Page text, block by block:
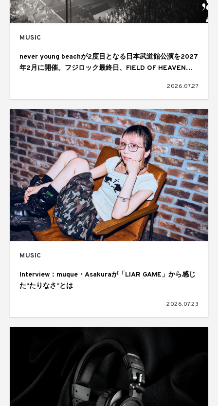
MUSIC
never young beachが2度目となる日本武道館公演を2027
年2月に開催。フジロック最終日、FIELD OF HEAVENの
2026.07.27
MUSIC
Interview：muque・Asakuraが「LIAR GAME」から感じ
た“たりなさ”とは
2026.07.23